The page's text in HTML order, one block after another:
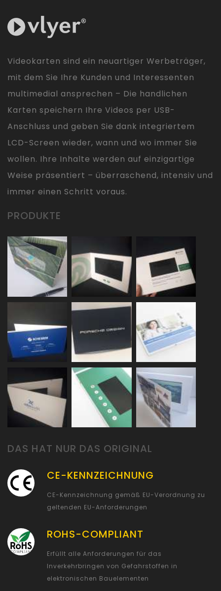
Videokarten sind ein neuartiger Werbeträger,
mit dem Sie Ihre Kunden und Interessenten
multimedial ansprechen – Die handlichen
Karten speichern Ihre Videos per USB-
Anschluss und geben Sie dank integriertem
LCD-Screen wieder, wann und wo immer Sie
wollen. Ihre Inhalte werden auf einzigartige
Weise präsentiert – überraschend, intensiv und
immer einen Schritt voraus.
PRODUKTE
DAS HAT NUR DAS ORIGINAL
CE-KENNZEICHNUNG
CE-Kennzeichnung gemäß EU-Verordnung zu
geltenden EU-Anforderungen
ROHS-COMPLIANT
Erfüllt alle Anforderungen für das
Inverkehrbringen von Gefahrstoffen in
elektronischen Bauelementen